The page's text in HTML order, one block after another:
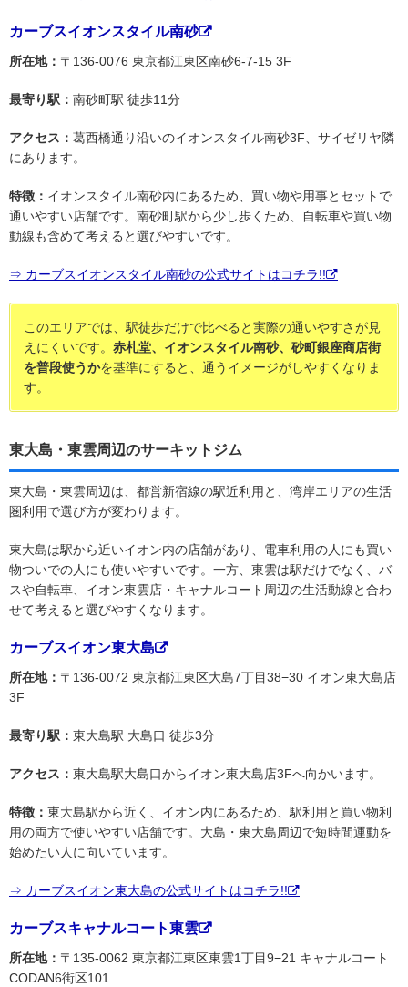
カーブスイオンスタイル南砂
所在地： 〒136-0076 東京都江東区南砂6-7-15 3F
最寄り駅： 南砂町駅 徒歩11分
アクセス： 葛西橋通り沿いのイオンスタイル南砂3F、サイゼリヤ隣
にあります。
特徴： イオンスタイル南砂内にあるため、買い物や用事とセットで
通いやすい店舗です。南砂町駅から少し歩くため、自転車や買い物
動線も含めて考えると選びやすいです。
⇒ カーブスイオンスタイル南砂の公式サイトはコチラ!!
このエリアでは、駅徒歩だけで比べると実際の通いやすさが見
えにくいです。 赤札堂、イオンスタイル南砂、砂町銀座商店街
を普段使うかを基準にすると、通うイメージがしやすくなりま
す。
東大島・東雲周辺のサーキットジム
東大島・東雲周辺は、都営新宿線の駅近利用と、湾岸エリアの生活
圏利用で選び方が変わります。
東大島は駅から近いイオン内の店舗があり、電車利用の人にも買い
物ついでの人にも使いやすいです。一方、東雲は駅だけでなく、バ
スや自転車、イオン東雲店・キャナルコート周辺の生活動線と合わ
せて考えると選びやすくなります。
カーブスイオン東大島
所在地： 〒136-0072 東京都江東区大島7丁目38−30 イオン東大島店
3F
最寄り駅： 東大島駅 大島口 徒歩3分
アクセス： 東大島駅大島口からイオン東大島店3Fへ向かいます。
特徴： 東大島駅から近く、イオン内にあるため、駅利用と買い物利
用の両方で使いやすい店舗です。大島・東大島周辺で短時間運動を
始めたい人に向いています。
⇒ カーブスイオン東大島の公式サイトはコチラ!!
カーブスキャナルコート東雲
所在地： 〒135-0062 東京都江東区東雲1丁目9−21 キャナルコート
CODAN6街区101